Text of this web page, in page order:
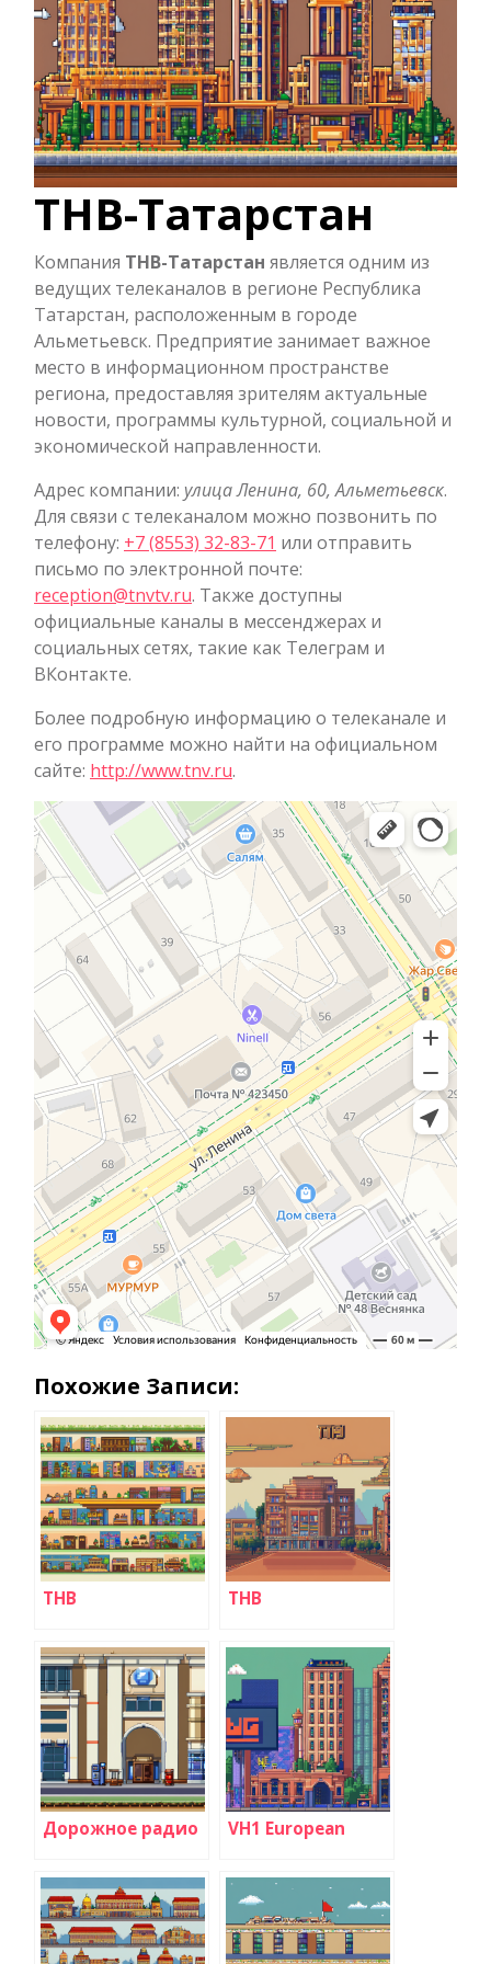
ТНВ-Татарстан
Компания ТНВ-Татарстан является одним из
ведущих телеканалов в регионе Республика
Татарстан, расположенным в городе
Альметьевск. Предприятие занимает важное
место в информационном пространстве
региона, предоставляя зрителям актуальные
новости, программы культурной, социальной и
экономической направленности.
Адрес компании: улица Ленина, 60, Альметьевск.
Для связи с телеканалом можно позвонить по
телефону: +7 (8553) 32-83-71 или отправить
письмо по электронной почте:
reception@tnvtv.ru. Также доступны
официальные каналы в мессенджерах и
социальных сетях, такие как Телеграм и
ВКонтакте.
Более подробную информацию о телеканале и
его программе можно найти на официальном
сайте: http://www.tnv.ru.
Похожие Записи:
ТНВ ТНВ
Дорожное радио VH1 European